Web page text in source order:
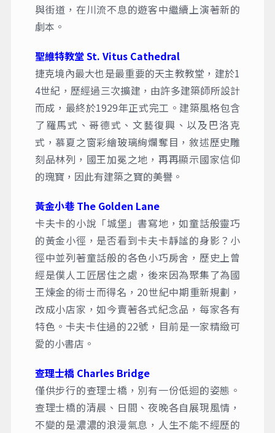
與街道，在川流不息的遊客中繼續上演著新的
劇本。
聖維特教堂 St. Vitus Cathedral
捷克境內最大也是最重要的天主教教堂，建於1
4世紀，歷經過三次擴建，由許多建築師所設計
而成，最終於1929年正式完工。建築風格包含
了羅馬式、哥德式、文藝復興、以及巴洛克
式，慕夏之窗彩繪玻璃絢爛奪目，敘述歷史雕
刻品林列，國王加冕之地，再再顯示國家信仰
的瑰寶，因此有建築之寶的美譽。
黃金小巷 The Golden Lane
卡夫卡的小說「城堡」書寫地，如童話般靈巧
的黃金小徑，是否看到卡夫卡靜謐的身影？小
徑中並列著童話般的各色小巧房舍，歷史上曾
經是僕人工匠居住之處，後來因為聚集了為國
王煉金的術士而得名，20世紀中期重新規劃，
改成小店家，如今賣著各式紀念品，每家各有
特色。卡夫卡住過的22號，目前是一家精緻可
愛的小書店。
查理士橋 Charles Bridge
僅供步行的查理士橋，別有一份低迴的姿態。
查理士橋的清晨、日間、夜晚各自展現風情，
不變的是濃濃的浪漫氣息，人生不能不經歷的